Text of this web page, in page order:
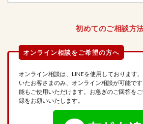
初めてのご相談方
オンライン相談は、LINEを使用しております
いたお客さまのみ、オンライン相談が可能で
能もご使用いただけます。お急ぎのご回答を
録をお願いいたします。